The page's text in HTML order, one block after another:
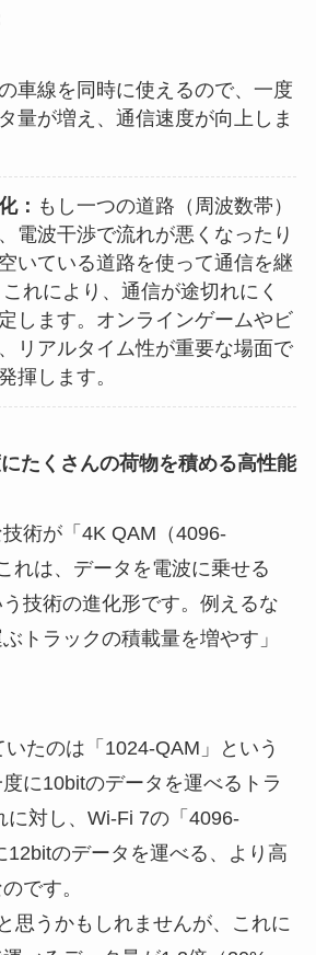
車線を同時に使えるので、一度
量が増え、通信速度が向上しま
： もし一つの道路（周波数帯）
電波干渉で流れが悪くなったり
いている道路を使って通信を継
れにより、通信が途切れにく
します。オンラインゲームやビ
リアルタイム性が重要な場面で
揮します。
たくさんの荷物を積める高性能
術が「4K QAM（4096-
れは、データを電波に乗せる
う技術の進化形です。例えるな
トラックの積載量を増やす」
たのは「1024-QAM」という
に10bitのデータを運べるトラ
に対し、Wi-Fi 7の「4096-
12bitのデータを運べる、より高
です。
思うかもしれませんが、これに